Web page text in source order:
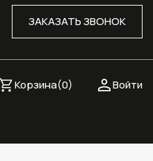
ЗАКАЗАТЬ ЗВОНОК
Войти
Корзина(0)